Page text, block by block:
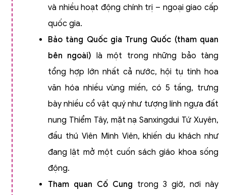
và nhiều hoạt động chính trị – ngoại giao cấp
quốc gia.
Bảo tàng Quốc gia Trung Quốc (tham quan
bên ngoài) là một trong những bảo tàng
tổng hợp lớn nhất cả nước, hội tụ tinh hoa
văn hóa nhiều vùng miền, có 5 tầng, trưng
bày nhiều cổ vật quý như tượng lính ngựa đất
nung Thiểm Tây, mặt nạ Sanxingdui Tứ Xuyên,
đầu thú Viên Minh Viên, khiến du khách như
đang lật mở một cuốn sách giáo khoa sống
động.
Tham quan Cố Cung trong 3 giờ, nơi này